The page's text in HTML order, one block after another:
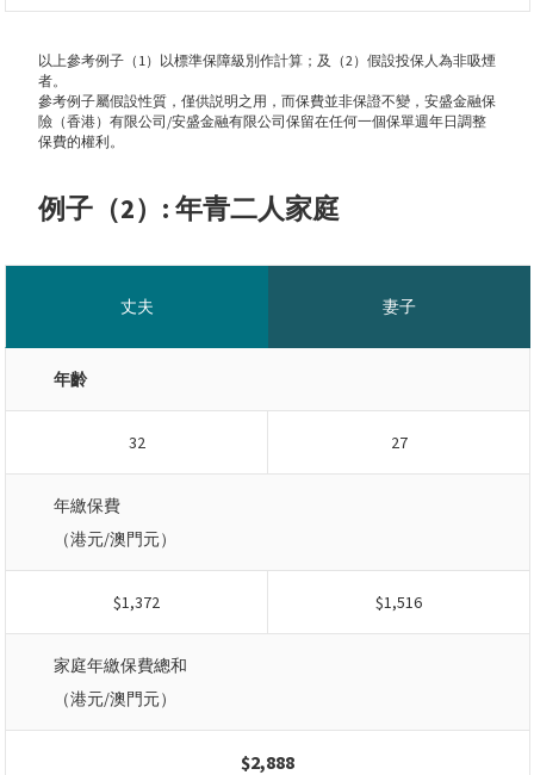
以上參考例子（1）以標準保障級別作計算；及（2）假設投保人為非吸煙
者。
參考例子屬假設性質，僅供説明之用，而保費並非保證不變，安盛金融保
險（香港）有限公司/安盛金融有限公司保留在任何一個保單週年日調整
保費的權利。
例子（2）: 年青二人家庭
丈夫 妻子
年齡
32 27
年繳保費
（港元/澳門元）
$1,372 $1,516
家庭年繳保費總和
（港元/澳門元）
$2,888